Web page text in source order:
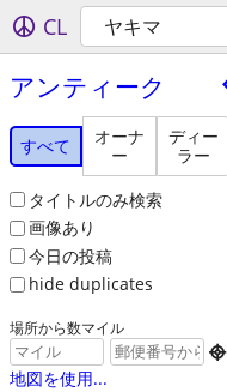
CL ヤキマ
アンティーク
すべて
オーナ
ー
ディー
ラー
タイトルのみ検索
画像あり
今日の投稿
hide duplicates
場所から数マイル

地図を使用...